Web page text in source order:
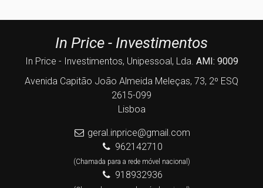
In Price - Investimentos
In Price - Investimentos, Unipessoal, Lda. AMI: 9009
Avenida Capitão João Almeida Meleças, 73, 2º ESQ
2615-099
Lisboa
geral.inprice@gmail.com
962142710
(Chamada para a rede móvel nacional)
918932936